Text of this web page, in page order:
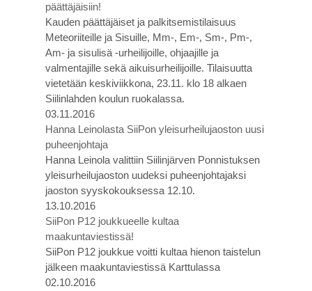
päättäjäisiin!
Kauden päättäjäiset ja palkitsemistilaisuus
Meteoriiteille ja Sisuille, Mm-, Em-, Sm-, Pm-,
Am- ja sisulisä -urheilijoille, ohjaajille ja
valmentajille sekä aikuisurheilijoille. Tilaisuutta
vietetään keskiviikkona, 23.11. klo 18 alkaen
Siilinlahden koulun ruokalassa.
03.11.2016
Hanna Leinolasta SiiPon yleisurheilujaoston uusi
puheenjohtaja
Hanna Leinola valittiin Siilinjärven Ponnistuksen
yleisurheilujaoston uudeksi puheenjohtajaksi
jaoston syyskokouksessa 12.10.
13.10.2016
SiiPon P12 joukkueelle kultaa
maakuntaviestissä!
SiiPon P12 joukkue voitti kultaa hienon taistelun
jälkeen maakuntaviestissä Karttulassa
02.10.2016